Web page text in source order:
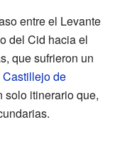
entre el Levante
del Cid hacia el
que sufrieron un
Castillejo de
solo itinerario que,